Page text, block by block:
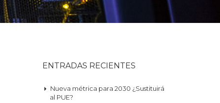
ENTRADAS RECIENTES
Nueva métrica para 2030 ¿Sustituirá
al PUE?